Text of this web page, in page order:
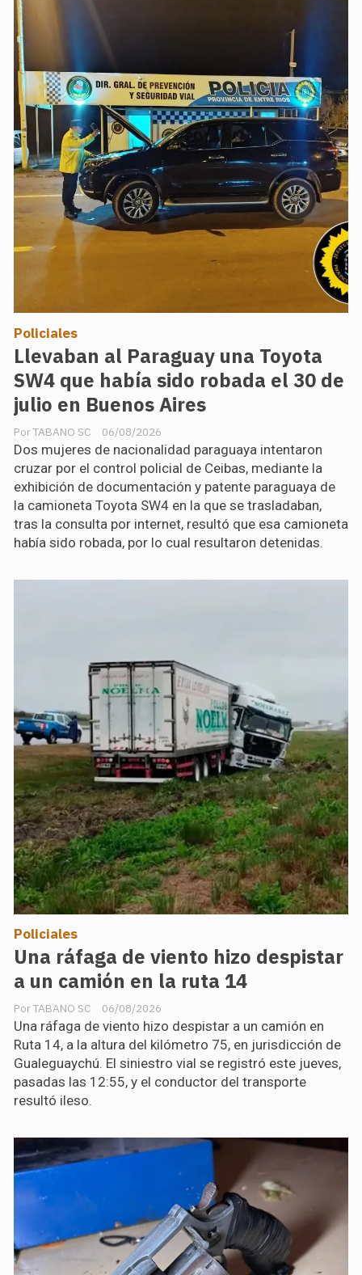
Llevaban al Paraguay una Toyota
SW4 que había sido robada el 30 de
julio en Buenos Aires
TABANO SC
Policiales
06/08/2026
Dos mujeres de nacionalidad paraguaya intentaron
cruzar por el control policial de Ceibas, mediante la
exhibición de documentación y patente paraguaya de
la camioneta Toyota SW4 en la que se trasladaban,
tras la consulta por internet, resultó que esa camioneta
había sido robada, por lo cual resultaron detenidas.
Una ráfaga de viento hizo despistar
a un camión en la ruta 14
TABANO SC
Policiales
06/08/2026
Una ráfaga de viento hizo despistar a un camión en
Ruta 14, a la altura del kilómetro 75, en jurisdicción de
Gualeguaychú. El siniestro vial se registró este jueves,
pasadas las 12:55, y el conductor del transporte
resultó ileso.